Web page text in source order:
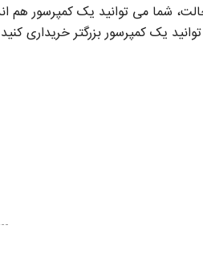
شما می توانید یک کمپرسور هم
یک کمپرسور بزرگتر خریداری